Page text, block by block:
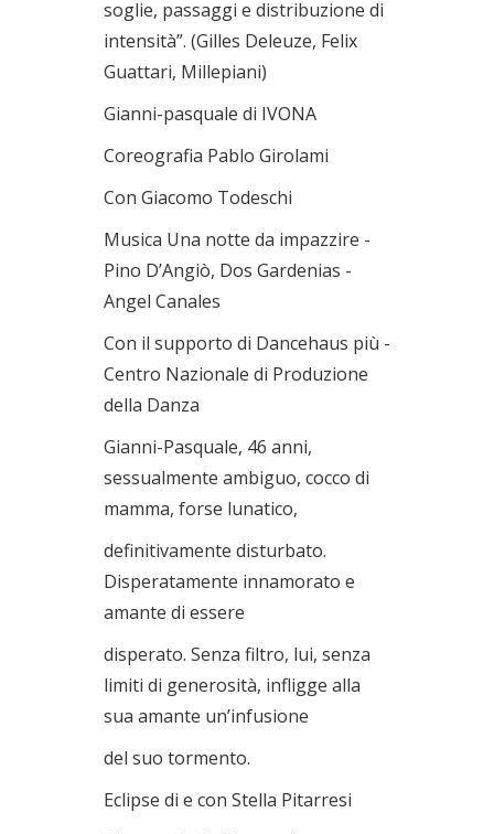
soglie, passaggi e distribuzione di
intensità”. (Gilles Deleuze, Felix
Guattari, Millepiani)
Gianni-pasquale di IVONA
Coreografia Pablo Girolami
Con Giacomo Todeschi
Musica Una notte da impazzire -
Pino D’Angiò, Dos Gardenias -
Angel Canales
Con il supporto di Dancehaus più -
Centro Nazionale di Produzione
della Danza
Gianni-Pasquale, 46 anni,
sessualmente ambiguo, cocco di
mamma, forse lunatico,
definitivamente disturbato.
Disperatamente innamorato e
amante di essere
disperato. Senza filtro, lui, senza
limiti di generosità, infligge alla
sua amante un’infusione
del suo tormento.
Eclipse di e con Stella Pitarresi